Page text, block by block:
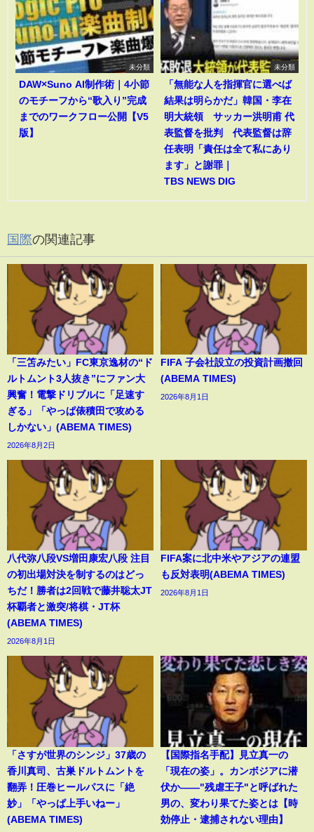
未分類
DAW×Suno AI制作術｜4小節
のモチーフから“歌入り”完成
までのワークフロー公開【V5
版】
未分類
「無能な人を指揮官に選べば
結果は明らかだ」韓国・李在
明大統領 サッカー洪明甫 代
表監督を批判 代表監督は辞
任表明「責任は全て私にあり
ます」と謝罪｜
TBS NEWS DIG
国際の関連記事
「三笘みたい」FC東京逸材の“ド
ルトムント3人抜き”にファン大
興奮！電撃ドリブルに「足速す
ぎる」「やっぱ俵積田で攻める
しかない」(ABEMA TIMES)
2026年8月2日
FIFA 子会社設立の投資計画撤回
(ABEMA TIMES)
2026年8月1日
八代弥八段VS増田康宏八段 注目
の初出場対決を制するのはどっ
ちだ！勝者は2回戦で藤井聡太JT
杯覇者と激突/将棋・JT杯
(ABEMA TIMES)
2026年8月1日
FIFA案に北中米やアジアの連盟
も反対表明(ABEMA TIMES)
2026年8月1日
「さすが世界のシンジ」37歳の
香川真司、古巣ドルトムントを
翻弄！圧巻ヒールパスに「絶
妙」「やっぱ上手いねー」
(ABEMA TIMES)
【国際指名手配】見立真一の
「現在の姿」。カンボジアに潜
伏か――"残虐王子"と呼ばれた
男の、変わり果てた姿とは【時
効停止・逮捕されない理由】